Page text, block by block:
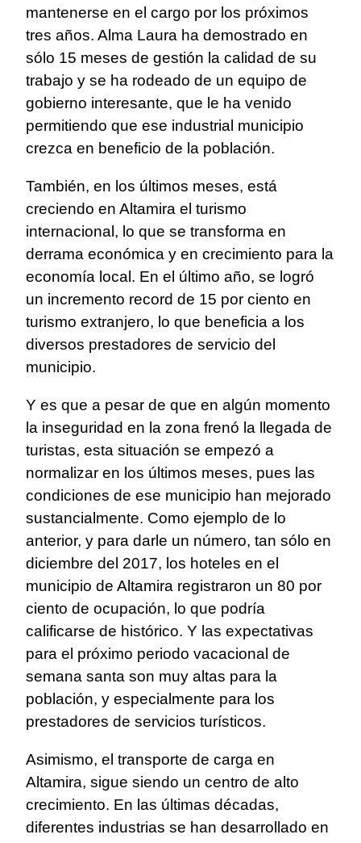
mantenerse en el cargo por los próximos
tres años. Alma Laura ha demostrado en
sólo 15 meses de gestión la calidad de su
trabajo y se ha rodeado de un equipo de
gobierno interesante, que le ha venido
permitiendo que ese industrial municipio
crezca en beneficio de la población.
También, en los últimos meses, está
creciendo en Altamira el turismo
internacional, lo que se transforma en
derrama económica y en crecimiento para la
economía local. En el último año, se logró
un incremento record de 15 por ciento en
turismo extranjero, lo que beneficia a los
diversos prestadores de servicio del
municipio.
Y es que a pesar de que en algún momento
la inseguridad en la zona frenó la llegada de
turistas, esta situación se empezó a
normalizar en los últimos meses, pues las
condiciones de ese municipio han mejorado
sustancialmente. Como ejemplo de lo
anterior, y para darle un número, tan sólo en
diciembre del 2017, los hoteles en el
municipio de Altamira registraron un 80 por
ciento de ocupación, lo que podría
calificarse de histórico. Y las expectativas
para el próximo periodo vacacional de
semana santa son muy altas para la
población, y especialmente para los
prestadores de servicios turísticos.
Asimismo, el transporte de carga en
Altamira, sigue siendo un centro de alto
crecimiento. En las últimas décadas,
diferentes industrias se han desarrollado en